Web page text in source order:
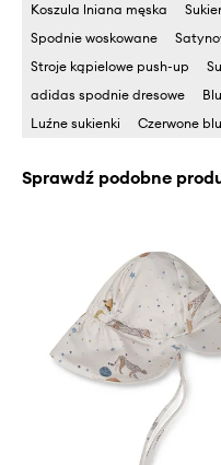
Koszula lniana męska
Spodnie woskowane
Stroje kąpielowe push-up
adidas spodnie dresowe
Luźne sukienki
Czerwone
Sprawdź podobne